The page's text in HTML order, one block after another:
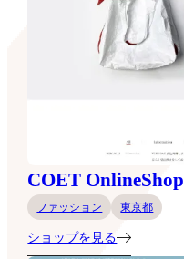
COET OnlineShop
ファッション 東京都
ショップを見る